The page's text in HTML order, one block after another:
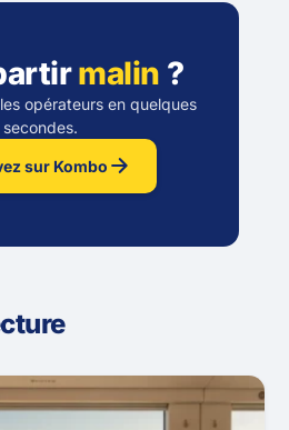
malin ?
opérateurs en quelques
secondes.
sur Kombo